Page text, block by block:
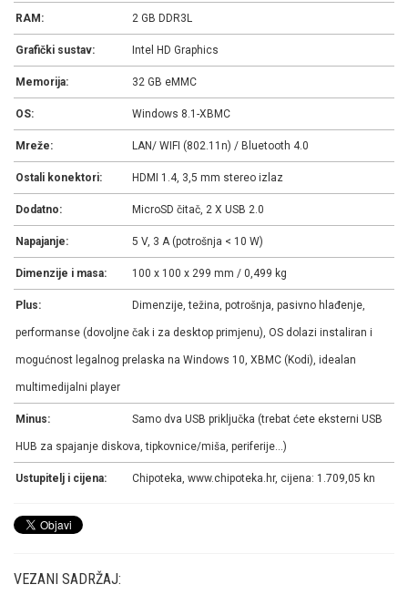
RAM: 2 GB DDR3L
Grafički sustav: Intel HD Graphics
Memorija: 32 GB eMMC
OS: Windows 8.1-XBMC
Mreže: LAN/ WIFI (802.11n) / Bluetooth 4.0
Ostali konektori: HDMI 1.4, 3,5 mm stereo izlaz
Dodatno: MicroSD čitač, 2 X USB 2.0
Napajanje: 5 V, 3 A (potrošnja < 10 W)
Dimenzije i masa: 100 x 100 x 299 mm / 0,499 kg
Plus: Dimenzije, težina, potrošnja, pasivno hlađenje,
performanse (dovoljne čak i za desktop primjenu), OS dolazi instaliran i
mogućnost legalnog prelaska na Windows 10, XBMC (Kodi), idealan
multimedijalni player
Minus: Samo dva USB priključka (trebat ćete eksterni USB
HUB za spajanje diskova, tipkovnice/miša, periferije...)
Ustupitelj i cijena: Chipoteka, www.chipoteka.hr, cijena: 1.709,05 kn
VEZANI SADRŽAJ: